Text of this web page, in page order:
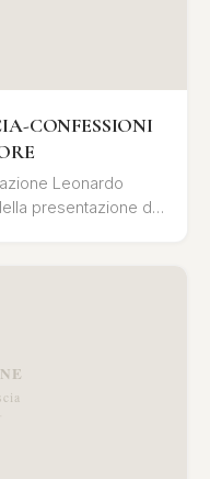
CONFESSIONI
Leonardo
presentazione del